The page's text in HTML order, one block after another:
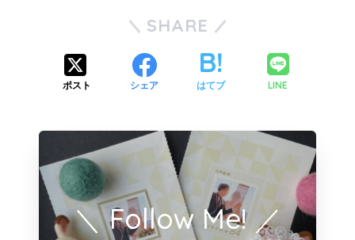
SHARE
ポスト シェア はてブ LINE
＼ Follow Me! ／